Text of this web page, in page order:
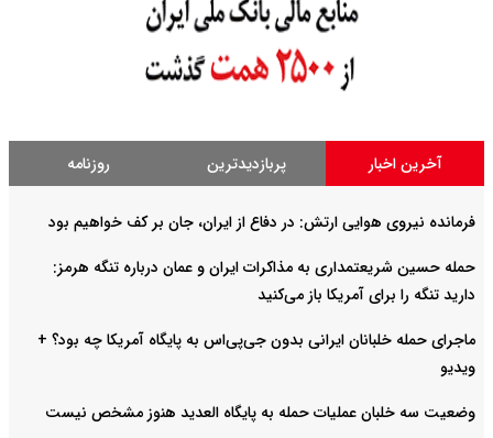
آخرین اخبار پربازدیدترین روزنامه
فرمانده نیروی هوایی ارتش: در دفاع از ایران، جان بر کف خواهیم بود
حمله حسین شریعتمداری به مذاکرات ایران و عمان درباره تنگه هرمز:
دارید تنگه را برای آمریکا باز می‌کنید
ماجرای حمله خلبانان ایرانی بدون جی‌پی‌اس به پایگاه آمریکا چه بود؟ +
ویدیو
وضعیت سه خلبان عملیات حمله به پایگاه العدید هنوز مشخص نیست